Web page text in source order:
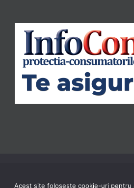
Acest site folosește cookie-uri pentru